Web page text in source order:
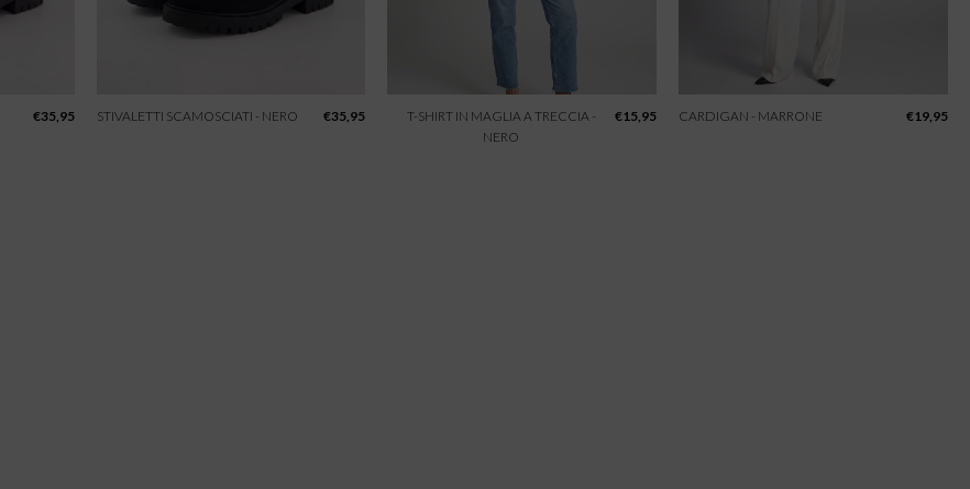
€35,95 STIVALETTI SCAMOSCIATI - NERO €35,95
T-SHIRT IN MAGLIA A TRECCIA -
NERO
€15,95 CARDIGAN - MARRONE €19,95